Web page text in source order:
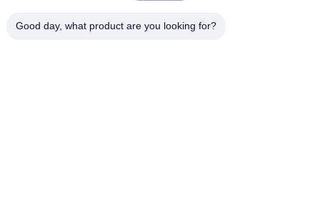
Good day, what product are you looking for?